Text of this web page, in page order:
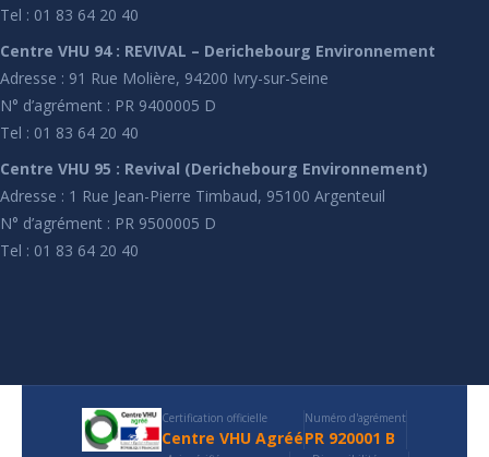
Tel : 01 83 64 20 40
Centre VHU 94 : REVIVAL – Derichebourg Environnement
Adresse : 91 Rue Molière, 94200 Ivry-sur-Seine
N° d’agrément : PR 9400005 D
Tel : 01 83 64 20 40
Centre VHU 95 : Revival (Derichebourg Environnement)
Adresse : 1 Rue Jean-Pierre Timbaud, 95100 Argenteuil
N° d’agrément : PR 9500005 D
Tel : 01 83 64 20 40
Certification officielle
Centre VHU Agréé
Numéro d'agrément
PR 920001 B